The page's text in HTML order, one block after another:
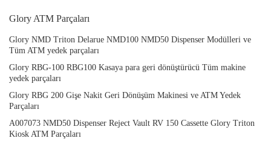
Glory ATM Parçaları
Glory NMD Triton Delarue NMD100 NMD50 Dispenser Modülleri ve
Tüm ATM yedek parçaları
Glory RBG-100 RBG100 Kasaya para geri dönüştürücü Tüm makine
yedek parçaları
Glory RBG 200 Gişe Nakit Geri Dönüşüm Makinesi ve ATM Yedek
Parçaları
A007073 NMD50 Dispenser Reject Vault RV 150 Cassette Glory Triton
Kiosk ATM Parçaları